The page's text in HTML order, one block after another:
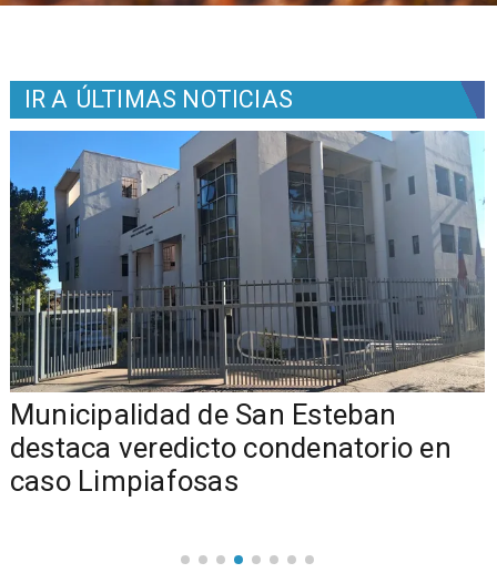
IR A ÚLTIMAS NOTICIAS
Municipalidad de San Esteban
destaca veredicto condenatorio en
caso Limpiafosas